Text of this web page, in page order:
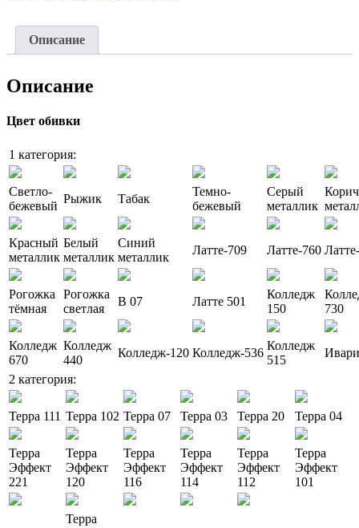
Описание
Описание
Цвет обивки
1 категория:
Светло-
бежевый
Рыжик Табак
Темно-
бежевый
Серый
металлик
Красный
металлик
Белый
металлик
Синий
металлик
Латте-709 Латте-760
Рогожка
тёмная
Рогожка
светлая
В 07 Латте 501
Колледж
150
730
Колледж
670
Колледж
440
Колледж-120 Колледж-536
Колледж
515
Ивари
2 категория:
Терра 111 Терра 102 Терра 07 Терра 03 Терра 20 Терра 04
Терра
Эффект
221
Терра
Эффект
120
Терра
Эффект
116
Терра
Эффект
114
Терра
Эффект
112
Терра
Эффект
101
Терра